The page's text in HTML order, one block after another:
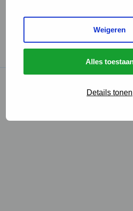
Weigeren
Alles
Details tonen
GGD Reisvaccinaties